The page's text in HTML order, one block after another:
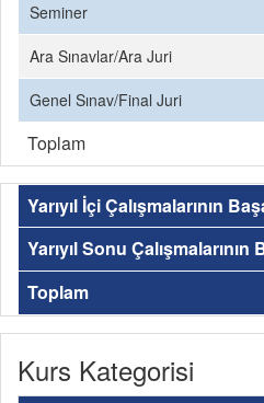
Seminer
Ara Sınavlar/Ara Juri
Genel Sınav/Final Juri
Toplam
Yarıyıl İçi Çalışmalarının
Yarıyıl Sonu Çalışmalarının
Toplam
Kurs Kategorisi